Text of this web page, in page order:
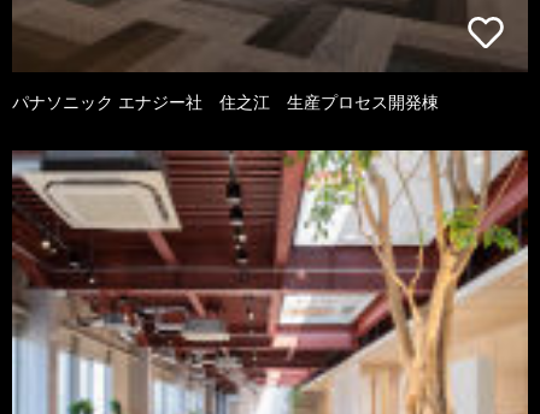
パナソニック エナジー社 住之江 生産プロセス開発棟